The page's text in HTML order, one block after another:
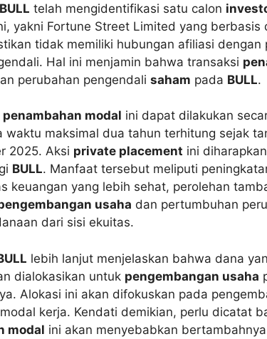
BULL telah mengidentifikasi satu calon
yakni Fortune Street Limited yang berbasis
tidak memiliki hubungan afiliasi dengan
Hal ini menjamin bahwa transaksi
perubahan pengendali saham pada BULL.
penambahan modal ini dapat dilakukan
waktu maksimal dua tahun terhitung sejak
2025. Aksi private placement ini
BULL. Manfaat tersebut meliputi
keuangan yang lebih sehat, perolehan
usaha dan pertumbuhan
dari sisi ekuitas.
lebih lanjut menjelaskan bahwa dana
dialokasikan untuk pengembangan usaha
Alokasi ini akan difokuskan pada
kerja. Kendati demikian, perlu dicatat
modal ini akan menyebabkan